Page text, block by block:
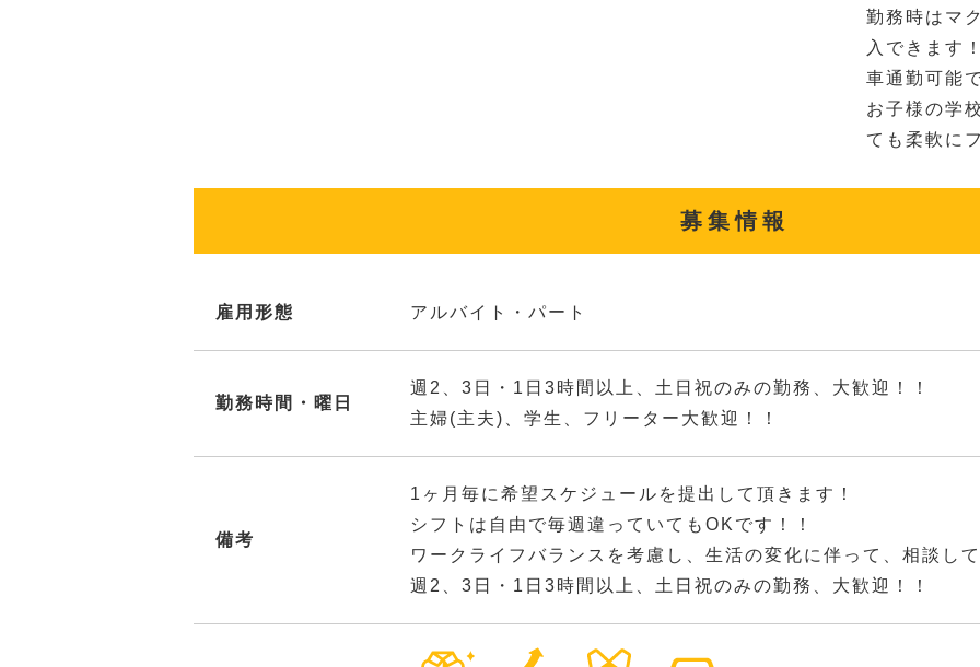
勤務時はマ
入できます
車通勤可能
お子様の学
ても柔軟に
募集情報
雇用形態 アルバイト・パート
勤務時間・曜日
週2、3日・1日3時間以上、土日祝のみの勤務、大歓迎！！
主婦(主夫)、学生、フリーター大歓迎！！
備考
1ヶ月毎に希望スケジュールを提出して頂きます！
シフトは自由で毎週違っていてもOKです！！
ワークライフバランスを考慮し、生活の変化に伴って、相談し
週2、3日・1日3時間以上、土日祝のみの勤務、大歓迎！！